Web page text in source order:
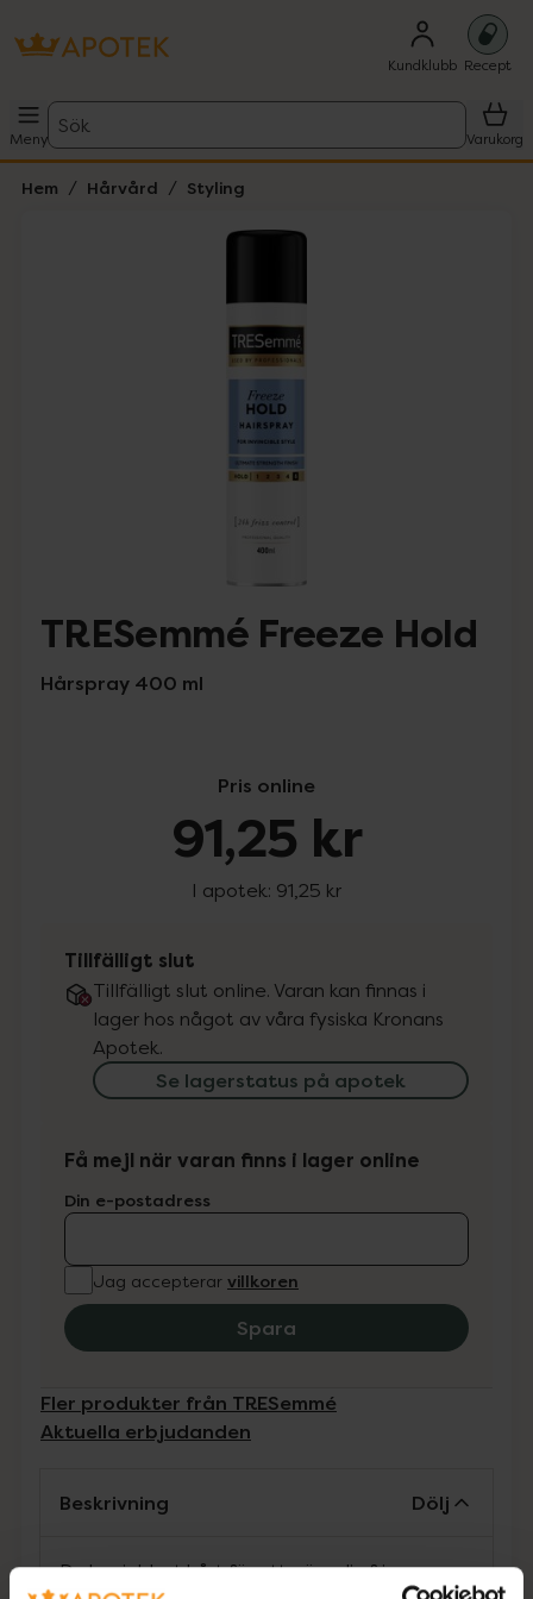
Kundklubb Recept
Meny
Sök
Varukorg
Hem Hårvård Styling
TRESemmé Freeze Hold
Hårspray 400 ml
Pris online
91,25 kr
I apotek: 91,25 kr
Tillfälligt slut
Tillfälligt slut online. Varan kan finnas i
lager hos något av våra fysiska Kronans
Apotek.
Se lagerstatus på apotek
Få mejl när varan finns i lager online
Din e-postadress
Jag accepterar villkoren
Spara
Fler produkter från TRESemmé
Aktuella erbjudanden
Beskrivning Dölj
Du har jobbat hårt för att göra din frisyr